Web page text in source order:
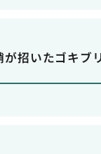
が招いたゴキブ